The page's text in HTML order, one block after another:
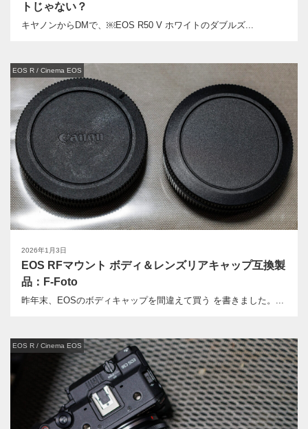
トじゃない？
キヤノンからDMで、￼EOS R50 V ホワイトのダブルズ...
2026年1月3日
EOS R / Cinema EOS
EOS RFマウント ボディ＆レンズリアキャップ互換製
品：F-Foto
昨年末、EOSのボディキャップを間違えて買う を書きました。...
EOS R / Cinema EOS